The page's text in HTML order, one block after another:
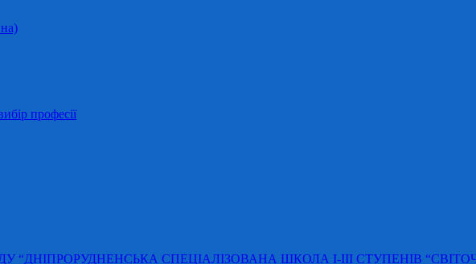
професії
“ДНІПРОРУДНЕНСЬКА СПЕЦІАЛІЗОВАНА ШКОЛА І-ІІІ СТУПЕНІВ